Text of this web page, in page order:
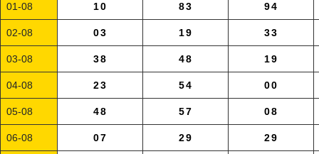
01-08 10 83 94
02-08 03 19 33
03-08 38 48 19
04-08 23 54 00
05-08 48 57 08
06-08 07 29 29